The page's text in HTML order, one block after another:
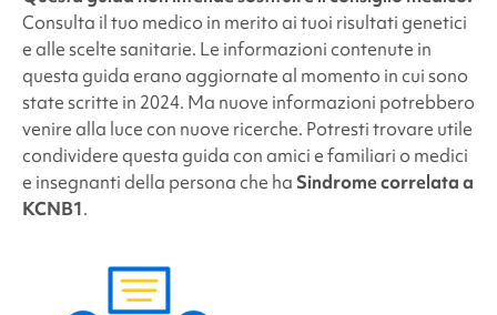
Consulta il tuo medico in merito ai tuoi risultati genetici
e alle scelte sanitarie. Le informazioni contenute in
questa guida erano aggiornate al momento in cui sono
state scritte in 2024. Ma nuove informazioni potrebbero
venire alla luce con nuove ricerche. Potresti trovare utile
condividere questa guida con amici e familiari o medici
e insegnanti della persona che ha Sindrome correlata a
KCNB1.